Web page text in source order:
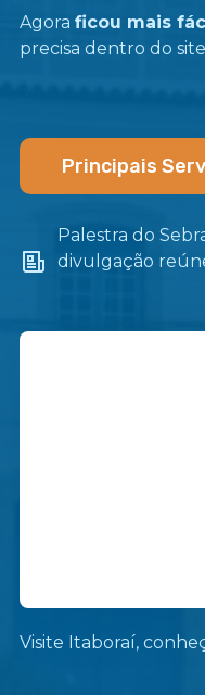
Agora ficou mais
precisa dentro do
Principais
Palestra do
divulgação
Visite Itaboraí,